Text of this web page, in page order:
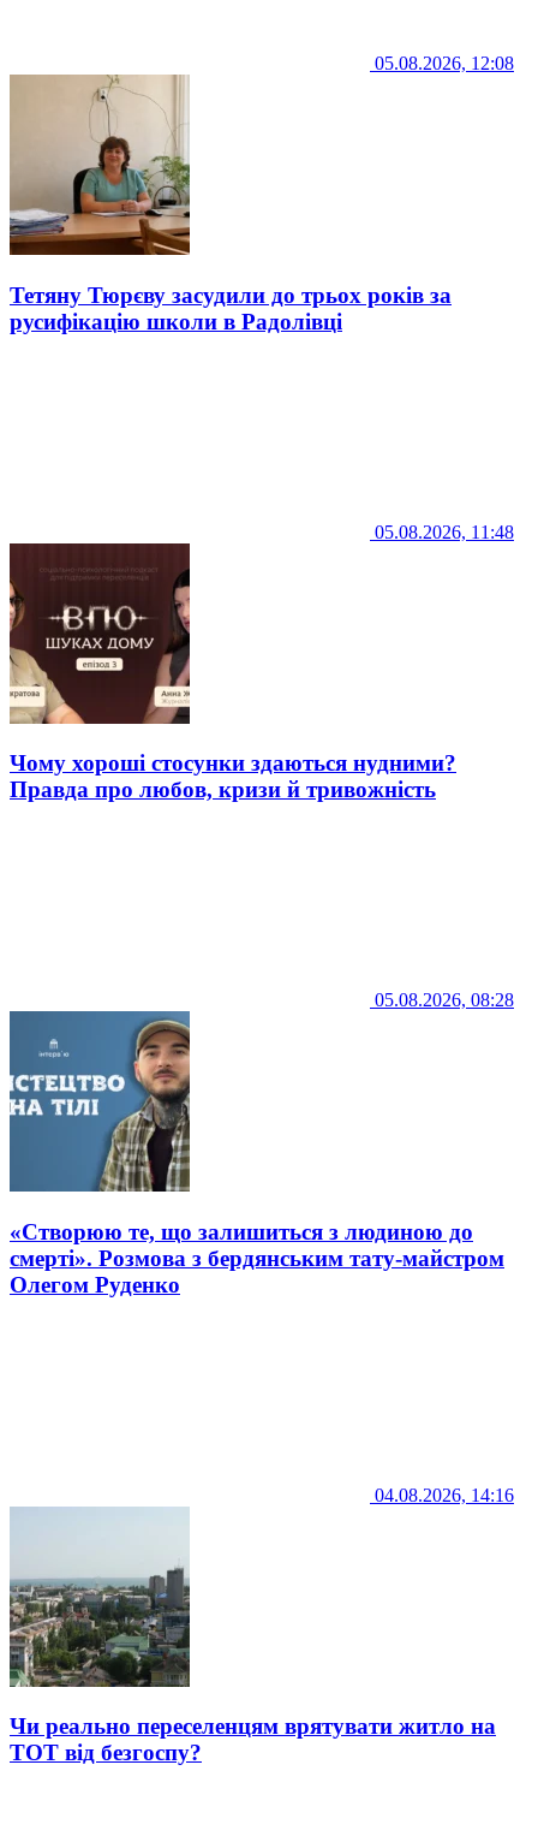
05.08.2026, 12:08
Тетяну Тюрєву засудили до трьох років за
русифікацію школи в Радолівці
05.08.2026, 11:48
Чому хороші стосунки здаються нудними?
Правда про любов, кризи й тривожність
05.08.2026, 08:28
«Створюю те, що залишиться з людиною до
смерті». Розмова з бердянським тату-майстром
Олегом Руденко
04.08.2026, 14:16
Чи реально переселенцям врятувати житло на
ТОТ від безгоспу?